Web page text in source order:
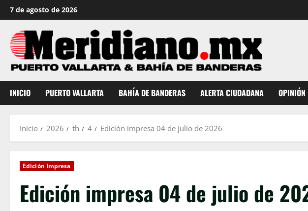
Saltar
al
contenido
7 de agosto de 2026
INICIO PUERTO VALLARTA BAHÍA DE BANDERAS ALERTA CIUDADANA OPINIÓN
Inicio 2026 th 4 Edición impresa 04 de julio de 2026
Edición Impresa
Edición impresa 04 de julio de